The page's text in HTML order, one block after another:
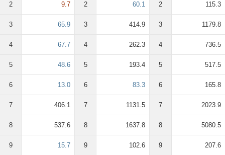
2 9.7
3 65.9
4 67.7
5 48.6
6 13.0
7 406.1
8 537.6
9 15.7
2 60.1
3 414.9
4 262.3
5 193.4
6 83.3
7 1131.5
8 1637.8
9 102.6
2 115.3
3 1179.8
4 736.5
5 517.5
6 165.8
7 2023.9
8 5080.5
9 207.6